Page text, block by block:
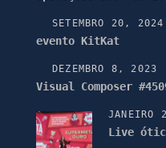
SETEMBRO 20, 2024
evento KitKat
DEZEMBRO 8, 2023
Visual Composer
JANEIRO
Live